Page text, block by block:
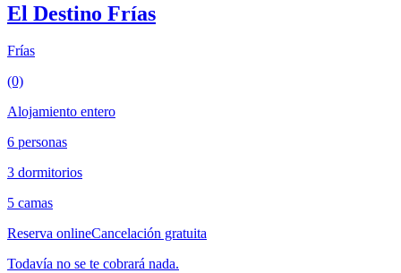
El Destino Frías
Frías
(0)
Alojamiento entero
6 personas
3 dormitorios
5 camas
Reserva onlineCancelación gratuita
Todavía no se te cobrará nada.